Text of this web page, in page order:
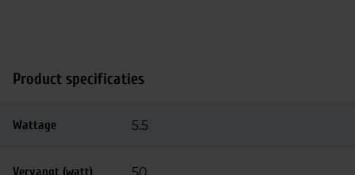
Product specificaties
Wattage 5.5
Vervangt (watt)